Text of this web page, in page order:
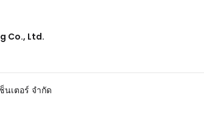
Co., Ltd.
เตอร์ จำกัด